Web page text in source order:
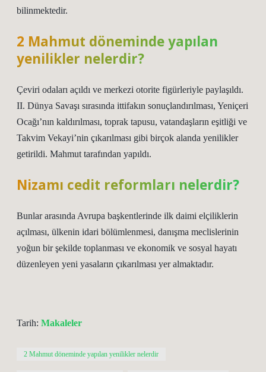
bilinmektedir.
2 Mahmut döneminde yapılan
yenilikler nelerdir?
Çeviri odaları açıldı ve merkezi otorite figürleriyle paylaşıldı.
II. Dünya Savaşı sırasında ittifakın sonuçlandırılması, Yeniçeri
Ocağı’nın kaldırılması, toprak tapusu, vatandaşların eşitliği ve
Takvim Vekayi’nin çıkarılması gibi birçok alanda yenilikler
getirildi. Mahmut tarafından yapıldı.
Nizamı cedit reformları nelerdir?
Bunlar arasında Avrupa başkentlerinde ilk daimi elçiliklerin
açılması, ülkenin idari bölümlenmesi, danışma meclislerinin
yoğun bir şekilde toplanması ve ekonomik ve sosyal hayatı
düzenleyen yeni yasaların çıkarılması yer almaktadır.
Tarih: Makaleler
2 Mahmut döneminde yapılan yenilikler nelerdir